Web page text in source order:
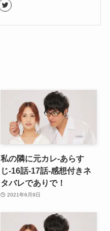
私の隣に元カレ-あらす
じ-16話-17話-感想付きネ
タバレでありで！
2021年6月9日